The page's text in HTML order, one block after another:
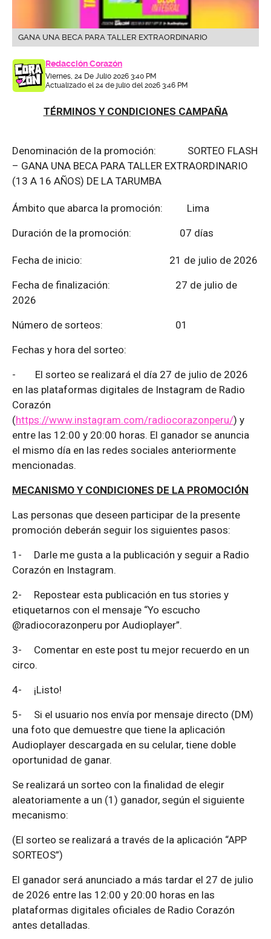
GANA UNA BECA PARA TALLER EXTRAORDINARIO
Redacción Corazón
Viernes, 24 De Julio 2026 3:40 PM
Actualizado el 24 de julio del 2026 3:46 PM
TÉRMINOS Y CONDICIONES CAMPAÑA
Denominación de la promoción: SORTEO FLASH
– GANA UNA BECA PARA TALLER EXTRAORDINARIO
(13 A 16 AÑOS) DE LA TARUMBA
Ámbito que abarca la promoción: Lima
Duración de la promoción: 07 días
Fecha de inicio: 21 de julio de 2026
Fecha de finalización:
27 de julio de
2026
Número de sorteos: 01
Fechas y hora del sorteo:
- El sorteo se realizará el día 27 de julio de 2026
en las plataformas digitales de Instagram de Radio
Corazón
(https://www.instagram.com/radiocorazonperu/) y
entre las 12:00 y 20:00 horas. El ganador se anuncia
el mismo día en las redes sociales anteriormente
mencionadas.
MECANISMO Y CONDICIONES DE LA PROMOCIÓN
Las personas que deseen participar de la presente
promoción deberán seguir los siguientes pasos:
1- Darle me gusta a la publicación y seguir a Radio
Corazón en Instagram.
2- Repostear esta publicación en tus stories y
etiquetarnos con el mensaje “Yo escucho
@radiocorazonperu por Audioplayer”.
3- Comentar en este post tu mejor recuerdo en un
circo.
4- ¡Listo!
5- Si el usuario nos envía por mensaje directo (DM)
una foto que demuestre que tiene la aplicación
Audioplayer descargada en su celular, tiene doble
oportunidad de ganar.
Se realizará un sorteo con la finalidad de elegir
aleatoriamente a un (1) ganador, según el siguiente
mecanismo:
(El sorteo se realizará a través de la aplicación “APP
SORTEOS”)
El ganador será anunciado a más tardar el 27 de julio
de 2026 entre las 12:00 y 20:00 horas en las
plataformas digitales oficiales de Radio Corazón
antes detalladas.